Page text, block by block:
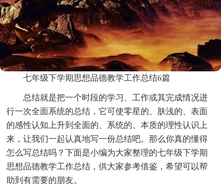
七年级下学期思想品德教学工作总结6篇
总结就是把一个时段的学习、工作或其完成情况进
行一次全面系统的总结，它可使零星的、肤浅的、表面
的感性认知上升到全面的、系统的、本质的理性认识上
来，让我们一起认真地写一份总结吧。那么你真的懂得
怎么写总结吗？下面是小编为大家整理的七年级下学期
思想品德教学工作总结，供大家参考借鉴，希望可以帮
助到有需要的朋友。